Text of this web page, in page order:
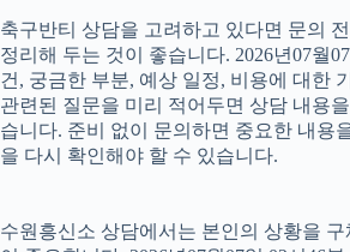
축구반티 상담을 고려하고 있다면 문의
정리해 두는 것이 좋습니다. 2026년07월
건, 궁금한 부분, 예상 일정, 비용에 대한
관련된 질문을 미리 적어두면 상담 내용
습니다. 준비 없이 문의하면 중요한 내용
을 다시 확인해야 할 수 있습니다.
수원흥신소 상담에서는 본인의 상황을